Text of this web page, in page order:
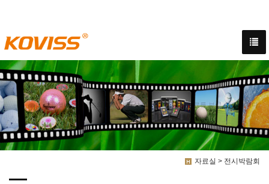
코비스스포츠의 다양한 영상, 이미지 및 홍보자료를 보실 수 있습니다.
자료실 > 전시박람회